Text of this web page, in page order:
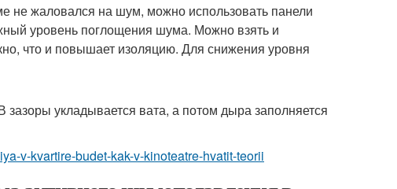
не жаловался на шум, можно использовать панели
уровень поглощения шума. Можно взять и
что и повышает изоляцию. Для снижения уровня
укладывается вата, а потом дыра заполняется
v-kvartire-budet-kak-v-kinoteatre-hvatit-teorii